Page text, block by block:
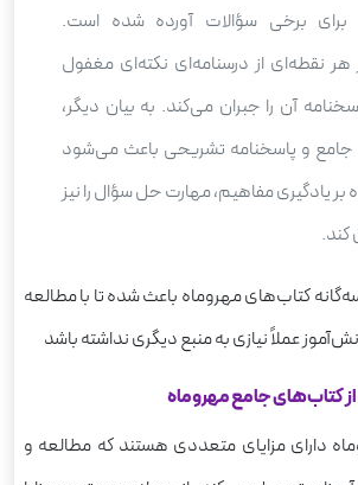
برای برخی سؤالات آورده شده است.
هر نقطه‌ای از درسنامه‌ای نکته‌ای مغفول
آن را جبران می‌کند. به بیان دیگر،
جامع و پاسخنامه تشریحی باعث می‌شود
بر یادگیری مفاهیم، مهارت حل سؤال را نیز
کند.
کتاب‌های مهروماه باعث شده تا با مطالعه
عملاً نیازی به منبع دیگری نداشته باشد
از کتاب‌های جامع مهروماه
دارای مزایای متعددی هستند که مطالعه و